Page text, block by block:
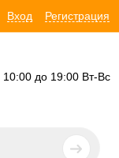
Вход Регистрация
10:00 до 19:00 Вт-Вс